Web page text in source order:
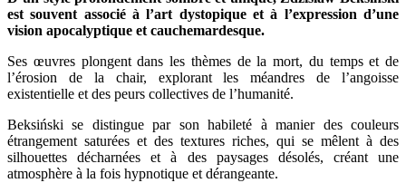
est souvent associé à l’art dystopique et à l’expression d’une
vision apocalyptique et cauchemardesque.
Ses œuvres plongent dans les thèmes de la mort, du temps et de
l’érosion de la chair, explorant les méandres de l’angoisse
existentielle et des peurs collectives de l’humanité.
Beksiński se distingue par son habileté à manier des couleurs
étrangement saturées et des textures riches, qui se mêlent à des
silhouettes décharnées et à des paysages désolés, créant une
atmosphère à la fois hypnotique et dérangeante.